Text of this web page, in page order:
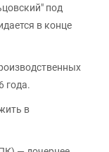
под
в конце
года.
в